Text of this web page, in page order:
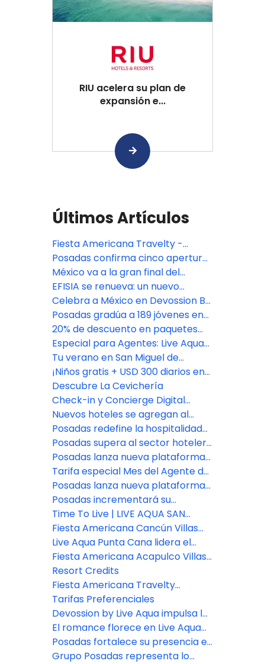
RIU acelera su plan de
expansión e...
Últimos Artículos
Fiesta Americana Travelty -
Oferta especial TA DEAL
Posadas confirma cinco aperturas
premium en México: Isla Mujeres,
Riviera Maya y CDMX
México va a la gran final del
Bocuse d'Or 2027, con jurado de
Fiesta Americana Travelty
EFISIA se renueva: un nuevo
refugio mediterráneo en Fiesta
Americana Riviera Nayarit
Celebra a México en Devossion By
Live Aqua
Posadas gradúa a 189 jóvenes en
su programa de empoderamiento
educativo
20% de descuento en paquetes
vacacionales con Fiesta
Americana Travelty Collection
Especial para Agentes: Live Aqua
San Miguel de Allende
Tu verano en San Miguel de
Allende comienza aquí
¡Niños gratis + USD 300 diarios en
Resort Credit en Grand Fiesta
Americana Los Cabos!
Descubre La Cevichería
Check-in y Concierge Digital
impulsado por Agentforce
Nuevos hoteles se agregan al
portafolio de Posadas
Posadas redefine la hospitalidad
con el lanzamiento de Fiesta
Americana Travelty Exclusive
Experiences
Posadas supera al sector hotelero
en experiencia del cliente
Posadas lanza nueva plataforma
de reservas para asesores de
viajes
Tarifa especial Mes del Agente de
Viajes: Fiesta Americana Travelty
Collection
Posadas lanza nueva plataforma
de reservas para asesores de
viajes
Posadas incrementará su
inventario de habitaciones en un
7% este año
Time To Live | LIVE AQUA SAN
MIGUEL DE ALLENDE
Fiesta Americana Cancún Villas
presenta dos nuevas categorías
de Villas Premium en Punta
Cancún
Live Aqua Punta Cana lidera el
bienestar en República
Dominicana
Fiesta Americana Acapulco Villas:
Nuevos espacios para vivir
experiencias inolvidables
Resort Credits
Fiesta Americana Travelty
presenta nuevas marcas y
destinos.
Tarifas Preferenciales
Devossion by Live Aqua impulsa la
expansión de Posadas
El romance florece en Live Aqua
San Miguel de Allende
Posadas fortalece su presencia en
el sureste con la apertura del
Grupo Posadas representa lo